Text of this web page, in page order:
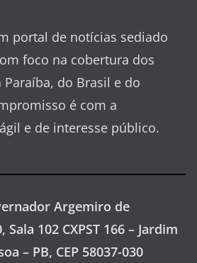
portal de notícias sediado
foco na cobertura dos
do Brasil e do
é com a
e de interesse público.
Argemiro de
Sala 102 CXPST 166 – Jardim
– PB, CEP 58037-030